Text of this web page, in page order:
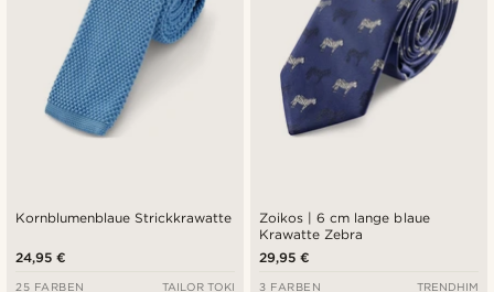
Kornblumenblaue Strickkrawatte
24,95 €
25 FARBEN TAILOR TOKI
Zoikos | 6 cm lange blaue
Krawatte Zebra
29,95 €
3 FARBEN TRENDHIM